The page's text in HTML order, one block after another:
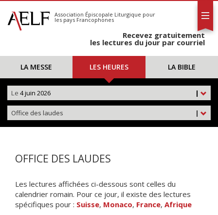
S'abonner
Calendrier
Association Épiscopale Liturgique pour
les pays Francophones
Recevez gratuitement
les lectures du jour par courriel
LA MESSE LES HEURES LA BIBLE
|
Le 4 juin 2026
|
Office des laudes
OFFICE DES LAUDES
Les lectures affichées ci-dessous sont celles du
calendrier romain. Pour ce jour, il existe des lectures
spécifiques pour : Suisse, Monaco, France, Afrique